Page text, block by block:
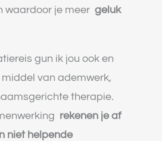
waardoor je meer geluk
gun ik jou ook en
van ademwerk,
therapie.
rekenen je af
niet helpende